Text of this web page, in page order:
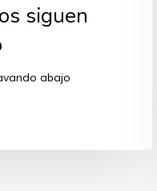
siguen
abajo